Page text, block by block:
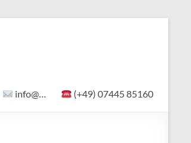
info@… (+49) 07445 85160